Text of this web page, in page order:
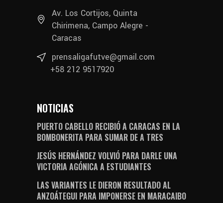
Av. Los Cortijos, Quinta
Chirimena, Campo Alegre -
Caracas
prensaligafutve@gmail.com
+58 212 9517920
NOTICIAS
PUERTO CABELLO RECIBIÓ A CARACAS EN LA
BOMBONERITA PARA SUMAR DE A TRES
JESÚS HERNÁNDEZ VOLVIÓ PARA DARLE UNA
VICTORIA AGÓNICA A ESTUDIANTES
LAS VARIANTES LE DIERON RESULTADO AL
ANZOÁTEGUI PARA IMPONERSE EN MARACAIBO